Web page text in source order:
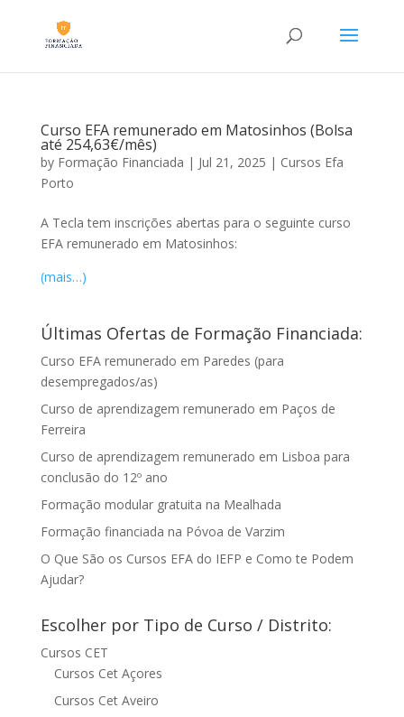
Curso EFA remunerado em Matosinhos (Bolsa
até 254,63€/mês)
by Formação Financiada | Jul 21, 2025 | Cursos Efa
Porto
A Tecla tem inscrições abertas para o seguinte curso
EFA remunerado em Matosinhos:
(mais…)
Últimas Ofertas de Formação Financiada:
Curso EFA remunerado em Paredes (para
desempregados/as)
Curso de aprendizagem remunerado em Paços de
Ferreira
Curso de aprendizagem remunerado em Lisboa para
conclusão do 12º ano
Formação modular gratuita na Mealhada
Formação financiada na Póvoa de Varzim
O Que São os Cursos EFA do IEFP e Como te Podem
Ajudar?
Escolher por Tipo de Curso / Distrito:
Cursos CET
Cursos Cet Açores
Cursos Cet Aveiro